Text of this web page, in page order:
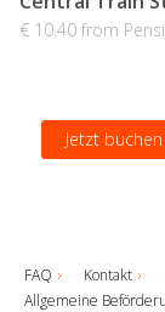
€ 10.40 from
Jetzt buchen
FAQ Kontakt
Allgemeine